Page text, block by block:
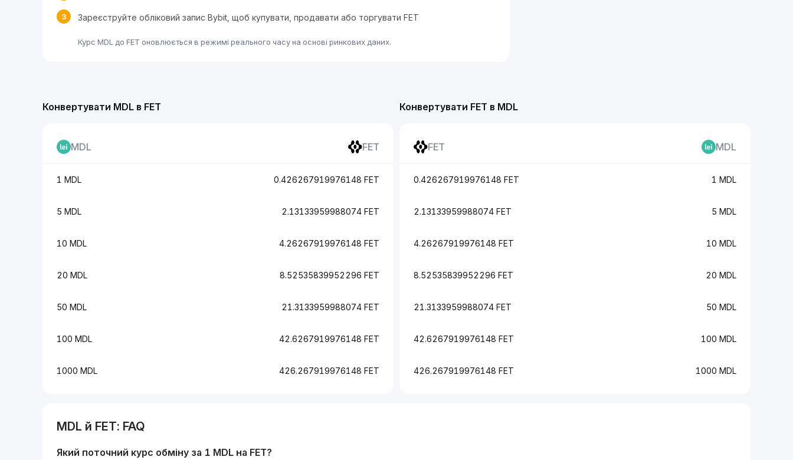
3 Зареєструйте обліковий запис Bybit, щоб купувати, продавати або торгувати FET
Курс MDL до FET оновлюється в режимі реального часу на основі ринкових даних.
Конвертувати FET в MDL
FET MDL
0.426267919976148 FET 1 MDL
2.13133959988074 FET 5 MDL
4.26267919976148 FET 10 MDL
8.52535839952296 FET 20 MDL
21.3133959988074 FET 50 MDL
42.6267919976148 FET 100 MDL
426.267919976148 FET 1000 MDL
Конвертувати MDL в FET
MDL FET
1 MDL 0.426267919976148 FET
5 MDL 2.13133959988074 FET
10 MDL 4.26267919976148 FET
20 MDL 8.52535839952296 FET
50 MDL 21.3133959988074 FET
100 MDL 42.6267919976148 FET
1000 MDL 426.267919976148 FET
MDL й FET: FAQ
Який поточний курс обміну за 1 MDL на FET?